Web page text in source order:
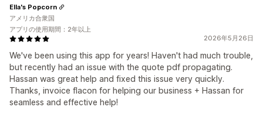
2026年5月26日
We've been using this app for years! Haven't had much trouble,
but recently had an issue with the quote pdf propagating.
Hassan was great help and fixed this issue very quickly.
Thanks, invoice flacon for helping our business + Hassan for
seamless and effective help!
Ella's Popcorn
アメリカ合衆国
アプリの使用期間：2年以上